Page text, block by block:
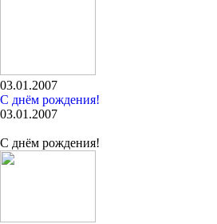
03.01.2007
С днём рождения!
03.01.2007
С днём рождения!